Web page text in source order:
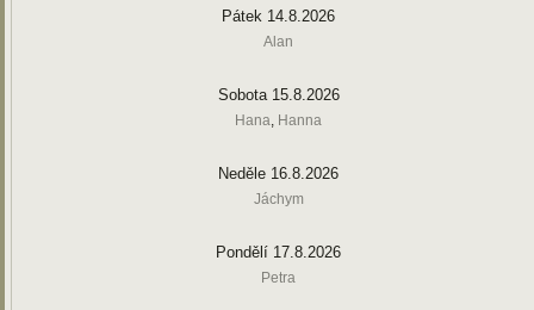
Pátek 14.8.2026
Alan
Sobota 15.8.2026
Hana, Hanna
Neděle 16.8.2026
Jáchym
Pondělí 17.8.2026
Petra